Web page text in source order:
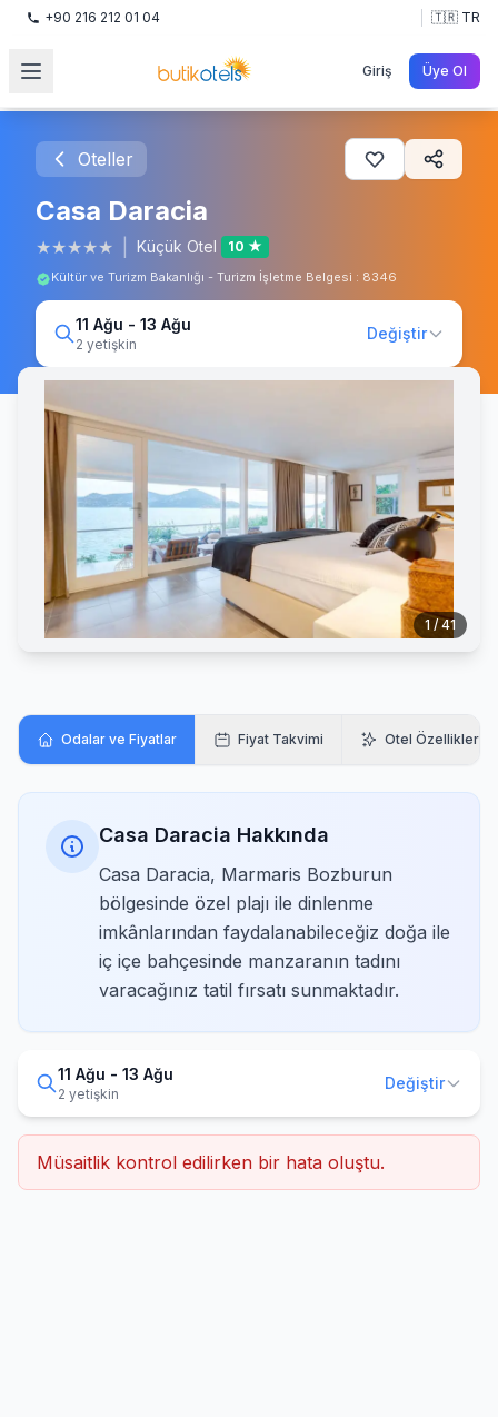
+90 216 212 01 04 🇹🇷 TR
Giriş Üye Ol
Oteller
Casa Daracia
★★★★★ Küçük Otel 10 ★
Kültür ve Turizm Bakanlığı - Turizm İşletme Belgesi : 8346
11 Ağu - 13 Ağu
2 yetişkin
Değiştir
1 / 41
Odalar ve Fiyatlar Fiyat Takvimi Otel Özellikleri
Casa Daracia Hakkında
Casa Daracia, Marmaris Bozburun
bölgesinde özel plajı ile dinlenme
imkânlarından faydalanabileceğiz doğa ile
iç içe bahçesinde manzaranın tadını
varacağınız tatil fırsatı sunmaktadır.
11 Ağu - 13 Ağu
2 yetişkin
Değiştir
Müsaitlik kontrol edilirken bir hata oluştu.